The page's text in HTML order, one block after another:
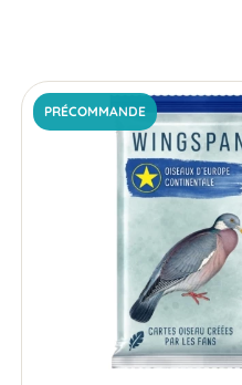
PRÉCOMMANDE